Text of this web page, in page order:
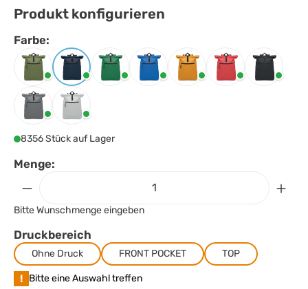
Produkt konfigurieren
Farbe:
Farbe auswählen
ArmeegrünBlau DunkelgrünKönigsblau Ochre Rot Schwarz
Steingrau Weiss
8356 Stück auf Lager
Menge:
Bitte Wunschmenge eingeben
Druckbereich
Ohne Druck FRONT POCKET TOP
! Bitte eine Auswahl treffen